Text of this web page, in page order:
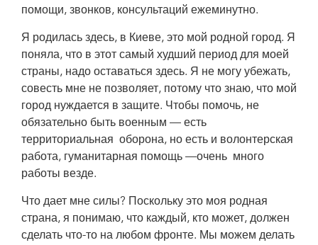
помощи, звонков, консультаций ежеминутно.
Я родилась здесь, в Киеве, это мой родной город. Я
поняла, что в этот самый худший период для моей
страны, надо оставаться здесь. Я не могу убежать,
совесть мне не позволяет, потому что знаю, что мой
город нуждается в защите. Чтобы помочь, не
обязательно быть военным — есть
территориальная оборона, но есть и волонтерская
работа, гуманитарная помощь —очень много
работы везде.
Что дает мне силы? Поскольку это моя родная
страна, я понимаю, что каждый, кто может, должен
сделать что-то на любом фронте. Мы можем делать